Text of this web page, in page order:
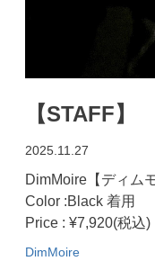
【STAFF】
2025.11.27
DimMoire【ディム
Color :Black 着用
Price : ¥7,920(税込)
DimMoire